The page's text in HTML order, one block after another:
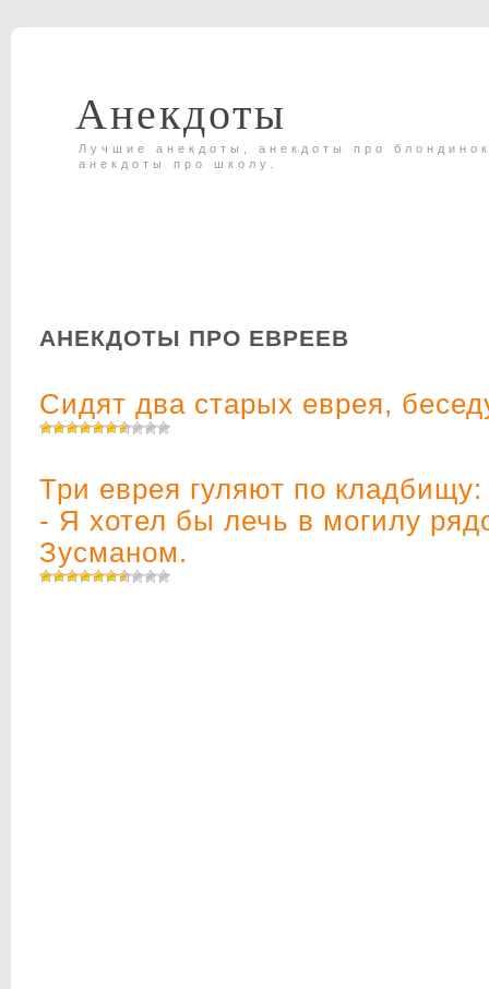
Анекдоты
Лучшие анекдоты, анекдоты про
анекдоты про школу.
АНЕКДОТЫ ПРО ЕВРЕЕВ
Сидят два старых еврея,
Три еврея гуляют по кладбищу:
- Я хотел бы лечь в могилу
Зусманом.